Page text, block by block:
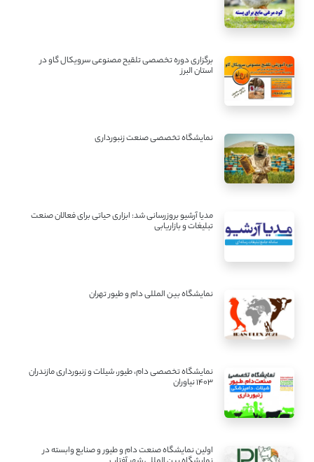
برگزاری دوره تخصصی تلقیح مصنوعی سرویکال گاو در
استان البرز
نمایشگاه تخصصی صنعت زنبورداری
مدیا آرشیو بروزرسانی شد: ابزاری حیاتی برای فعالان صنعت
تبلیغات و بازاریابی
نمایشگاه بین المللی دام و طیور تهران
نمایشگاه تخصصی دام، طیور، شیلات و زنبورداری مازندران
1403 نیاوران
اولین نمایشگاه صنعت دام و طیور و صنایع وابسته در